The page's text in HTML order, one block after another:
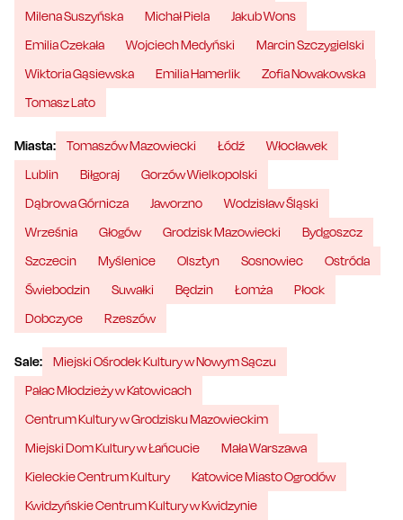
Milena Suszyńska Michał Piela
Jakub Wons
Emilia Czekała
Wojciech Medyński
Marcin Szczygielski
Wiktoria Gąsiewska
Emilia Hamerlik
Zofia Nowakowska
Tomasz Lato
Miasta: Tomaszów Mazowiecki Łódź
Włocławek
Lublin
Biłgoraj
Gorzów Wielkopolski
Dąbrowa Górnicza
Jaworzno
Wodzisław Śląski
Września
Głogów Grodzisk Mazowiecki
Bydgoszcz
Szczecin
Myślenice Olsztyn Sosnowiec
Ostróda
Świebodzin
Suwałki Będzin Łomża
Płock
Dobczyce
Rzeszów
Sale:
Miejski Ośrodek Kultury w Nowym Sączu
Pałac Młodzieży w Katowicach
Centrum Kultury w Grodzisku Mazowieckim
Miejski Dom Kultury w Łańcucie
Mała Warszawa
Kieleckie Centrum Kultury
Katowice Miasto Ogrodów
Kwidzyńskie Centrum Kultury w Kwidzynie